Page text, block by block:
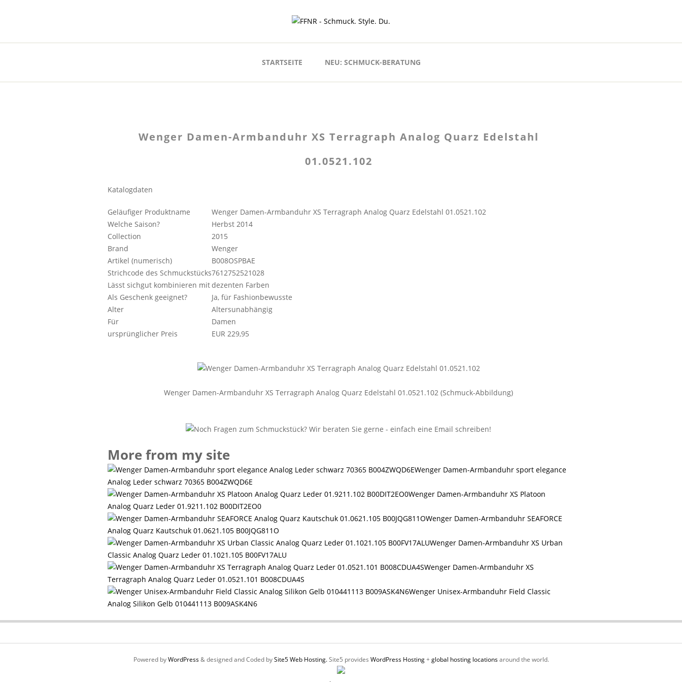
STARTSEITE NEU: SCHMUCK-BERATUNG
Wenger Damen-Armbanduhr XS Terragraph Analog Quarz Edelstahl
01.0521.102
Katalogdaten
Geläufiger Produktname
Wenger Damen-Armbanduhr XS Terragraph Analog Quarz Edelstahl 01.0521.102
Welche Saison?
Herbst 2014
Collection
2015
Brand
Wenger
Artikel (numerisch)
B008OSPBAE
Strichcode des Schmuckstücks7612752521028
Lässt sichgut kombinieren mitdezenten Farben
Als Geschenk geeignet?
Ja, für Fashionbewusste
Alter
Altersunabhängig
Für
Damen
ursprünglicher Preis
EUR 229,95
Wenger Damen-Armbanduhr XS Terragraph Analog Quarz Edelstahl 01.0521.102 (Schmuck-Abbildung)
More from my site
Wenger Damen-Armbanduhr sport elegance
Analog Leder schwarz 70365 B004ZWQD6E
Wenger Damen-Armbanduhr XS Platoon
Analog Quarz Leder 01.9211.102 B00DIT2EO0
Wenger Damen-Armbanduhr SEAFORCE
Analog Quarz Kautschuk 01.0621.105 B00JQG811O
Wenger Damen-Armbanduhr XS Urban
Classic Analog Quarz Leder 01.1021.105 B00FV17ALU
Wenger Damen-Armbanduhr XS
Terragraph Analog Quarz Leder 01.0521.101 B008CDUA4S
Wenger Unisex-Armbanduhr Field Classic
Analog Silikon Gelb 010441113 B009ASK4N6
Powered byWordPress& designed and Coded bySite5 Web Hosting.Site5 provides WordPress Hosting+global hosting locationsaround the world.